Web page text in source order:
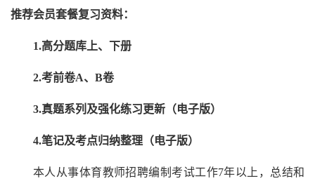
推荐会员套餐复习资料：
1.高分题库上、下册
2.考前卷A、B卷
3.真题系列及强化练习更新（电子版）
4.笔记及考点归纳整理（电子版）
本人从事体育教师招聘编制考试工作7年以上，总结和